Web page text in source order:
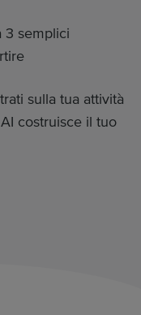
3 semplici
sulla tua attività
costruisce il tuo